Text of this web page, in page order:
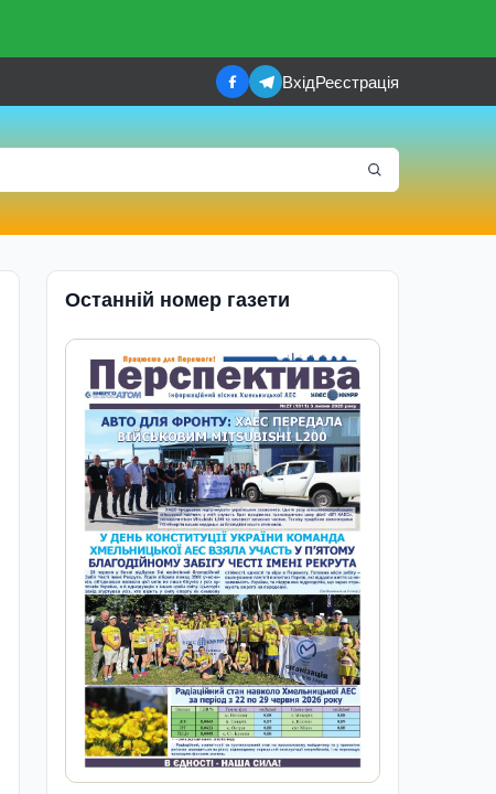
ВхідРеєстрація
Останній номер газети